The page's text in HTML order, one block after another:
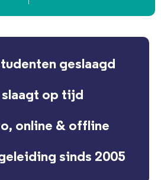
geslaagd
slaagt op tijd
online & offline
sinds 2005